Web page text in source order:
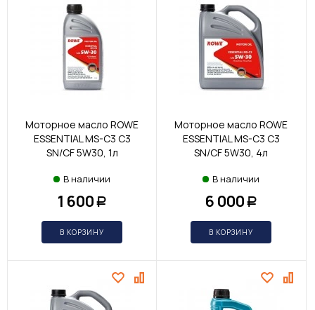
Моторное масло ROWE
ESSENTIAL MS-C3 С3
SN/CF 5W30, 1л
В наличии
1 600 Р
В КОРЗИНУ
Моторное масло ROWE
ESSENTIAL MS-C3 С3
SN/CF 5W30, 4л
В наличии
6 000 Р
В КОРЗИНУ